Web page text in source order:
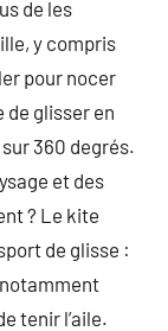
de les
y compris
pour nocer
glisser en
360 degrés.
et des
? Le kite
de glisse :
tenir l’aile.